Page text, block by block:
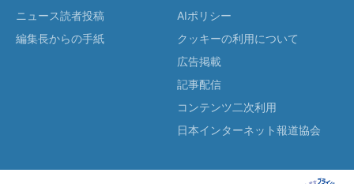
ニュース読者投稿
編集長からの手紙
AIポリシー
クッキーの利用について
広告掲載
記事配信
コンテンツ二次利用
日本インターネット報道協会